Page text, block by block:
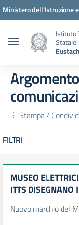
Vai ai contenuti
Vai al menu di
Vai al footer
Ministero dell'Istruzione
Istituto
Statale
Stampa /
FILTRI
MUSEO
ITTS DISEGNANO
Nuovo marchio del